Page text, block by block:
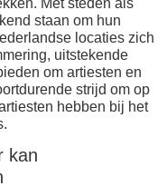
Met steden als
staan om hun
locaties zich
uitstekende
om artiesten en
strijd om op
hebben bij het
kan